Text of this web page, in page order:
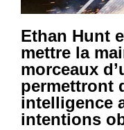
Ethan Hunt
mettre la
morceaux
permettront
intelligence
intentions